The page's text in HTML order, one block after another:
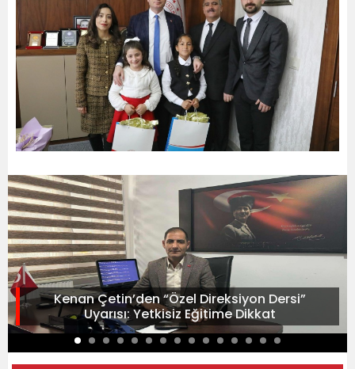
Kenan Çetin’den “Özel Direksiyon Dersi”
Uyarısı: Yetkisiz Eğitime Dikkat